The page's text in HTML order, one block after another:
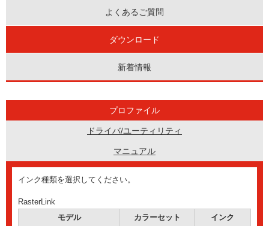
よくあるご質問
ダウンロード
新着情報
プロファイル
ドライバ/ユーティリティ
マニュアル
インク種類を選択してください。
RasterLink
モデル
カラーセット インク